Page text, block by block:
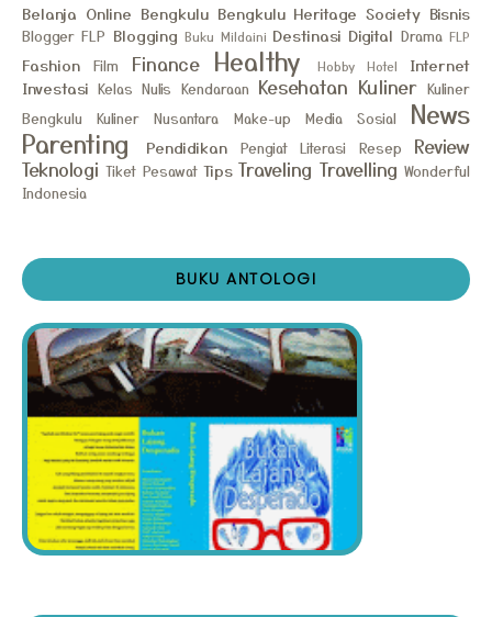
Belanja Online Bengkulu Bengkulu Heritage Society Bisnis
Blogger FLP Blogging Buku Mildaini Destinasi Digital Drama FLP
Fashion Film Finance Healthy Hobby Hotel
Internet
Investasi Kelas Nulis Kendaraan Kesehatan Kuliner Kuliner
Bengkulu
Kuliner Nusantara Make-up Media Sosial
News
Parenting
Pendidikan Pengiat Literasi Resep
Review
Teknologi Tiket Pesawat Tips Traveling Travelling Wonderful
Indonesia
BUKU ANTOLOGI